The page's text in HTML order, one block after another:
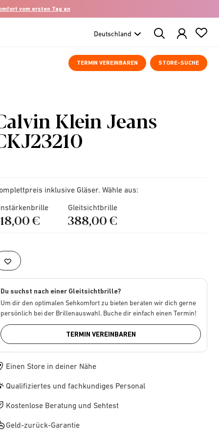
vom ersten Tag an
Search
Products
TERMIN VEREINBAREN STORE-SUCHE
Klein Jeans
inklusive Gläser. Wähle aus:
€
Gleitsichtbrille
388,00 €
Du suchst nach einer Gleitsichtbrille?
Um dir den optimalen Sehkomfort zu bieten beraten wir dich gerne
persönlich bei der Brillenauswahl. Buche dir einfach einen Termin!
TERMIN VEREINBAREN
Einen Store in deiner Nähe
Qualifiziertes und fachkundiges Personal
Kostenlose Beratung und Sehtest
Geld-zurück-Garantie